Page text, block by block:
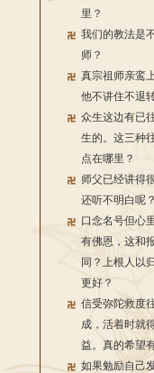
里？
我们的教法是
师？
真宗祖师亲鸾
他不讲住不退
众生这边有已
生的。这三种
点在哪里？
师父已经讲得
还听不明白呢？
口念名号但心
有佛恩，这和
同？上根人以
更好？
信受弥陀救度
成，活着时就
益。真的希望
如果勉励自己